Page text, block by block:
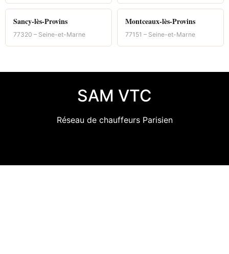
Sancy-lès-Provins
77320 – Seine-et-Marne
Montceaux-lès-Provins
77151 – Seine-et-Marne
SAM VTC
Réseau de chauffeurs Parisien